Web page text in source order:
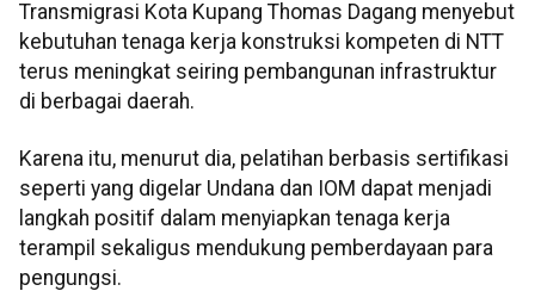
Transmigrasi Kota Kupang Thomas Dagang menyebut
kebutuhan tenaga kerja konstruksi kompeten di NTT
terus meningkat seiring pembangunan infrastruktur
di berbagai daerah.
Karena itu, menurut dia, pelatihan berbasis sertifikasi
seperti yang digelar Undana dan IOM dapat menjadi
langkah positif dalam menyiapkan tenaga kerja
terampil sekaligus mendukung pemberdayaan para
pengungsi.